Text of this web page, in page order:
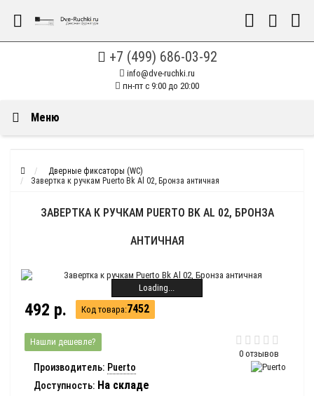
+7 (499) 686-03-92
info@dve-ruchki.ru
пн-пт с 9:00 до 20:00
Меню
Дверные фиксаторы (WC)
Завертка к ручкам Puerto Bk Al 02, Бронза античная
ЗАВЕРТКА К РУЧКАМ PUERTO BK AL 02, БРОНЗА
АНТИЧНАЯ
Loading...
0 отзывов
492 р. Код товара:7452
Нашли дешевле?
Производитель: Puerto
Доступность: На складе